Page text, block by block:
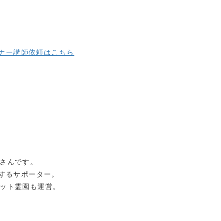
ー講師依頼はこちら
んです。
るサポーター。
ト霊園も運営。